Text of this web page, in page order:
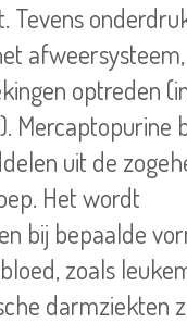
Tevens
optreden
Mercaptopurine
uit de
Het wordt
bij bepaalde
zoals
darmziekten